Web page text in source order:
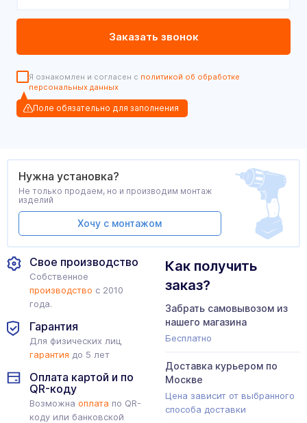
Я ознакомлен и согласен с политикой об обработке
персональных данных
Поле обязательно для заполнения
Свое производство
Собственное
производство с 2010
года.
Гарантия
Для физических лиц
гарантия до 5 лет
Оплата картой и по
QR-коду
Возможна оплата по QR-
коду или банковской
Как получить
заказ?
Забрать самовывозом из
нашего магазина
Бесплатно
Доставка курьером по
Москве
Цена зависит от выбранного
способа доставки
Нужна установка?
Не только продаем, но и производим монтаж
изделий
Хочу с монтажом